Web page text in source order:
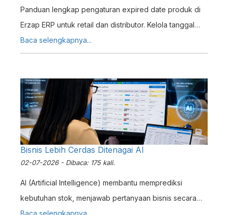
Panduan lengkap pengaturan expired date produk di
Erzap ERP untuk retail dan distributor. Kelola tanggal
kadaluwarsa dan optimalisasi stok dengan sistem
terintegrasi.
Baca selengkapnya...
Bisnis Lebih Cerdas Ditenagai AI
02-07-2026 - Dibaca: 175 kali.
AI (Artificial Intelligence) membantu memprediksi
kebutuhan stok, menjawab pertanyaan bisnis secara
instan, mempercepat input data, dan menjelaskan
Baca selengkapnya...